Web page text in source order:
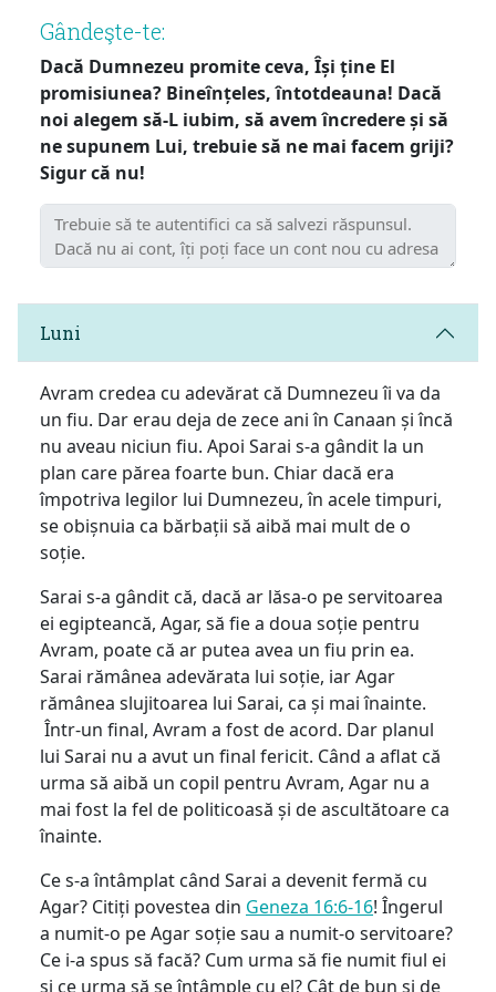
Gândeşte-te:
Dacă Dumnezeu promite ceva, Își ține El
promisiunea? Bineînțeles, întotdeauna! Dacă
noi alegem să-L iubim, să avem încredere și să
ne supunem Lui, trebuie să ne mai facem griji?
Sigur că nu!
Luni
Avram credea cu adevărat că Dumnezeu îi va da
un fiu. Dar erau deja de zece ani în Canaan și încă
nu aveau niciun fiu. Apoi Sarai s-a gândit la un
plan care părea foarte bun. Chiar dacă era
împotriva legilor lui Dumnezeu, în acele timpuri,
se obișnuia ca bărbații să aibă mai mult de o
soție.
Sarai s-a gândit că, dacă ar lăsa-o pe servitoarea
ei egipteancă, Agar, să fie a doua soție pentru
Avram, poate că ar putea avea un fiu prin ea.
Sarai rămânea adevărata lui soție, iar Agar
rămânea slujitoarea lui Sarai, ca și mai înainte.
Într-un final, Avram a fost de acord. Dar planul
lui Sarai nu a avut un final fericit. Când a aflat că
urma să aibă un copil pentru Avram, Agar nu a
mai fost la fel de politicoasă și de ascultătoare ca
înainte.
Ce s-a întâmplat când Sarai a devenit fermă cu
Agar? Citiți povestea din Geneza 16:6-16! Îngerul
a numit-o pe Agar soție sau a numit-o servitoare?
Ce i-a spus să facă? Cum urma să fie numit fiul ei
și ce urma să se întâmple cu el? Cât de bun și de